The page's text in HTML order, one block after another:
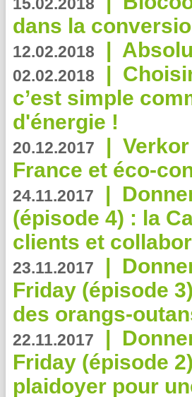
dans la
12.02.2018 |
02.02.2018 |
c’est simple
d'énergie !
20.12.2017 |
France et éco-
24.11.2017 |
(épisode 4) : la
clients et
23.11.2017 |
Friday (épisode
des orangs-
22.11.2017 |
Friday (épisode
plaidoyer pour